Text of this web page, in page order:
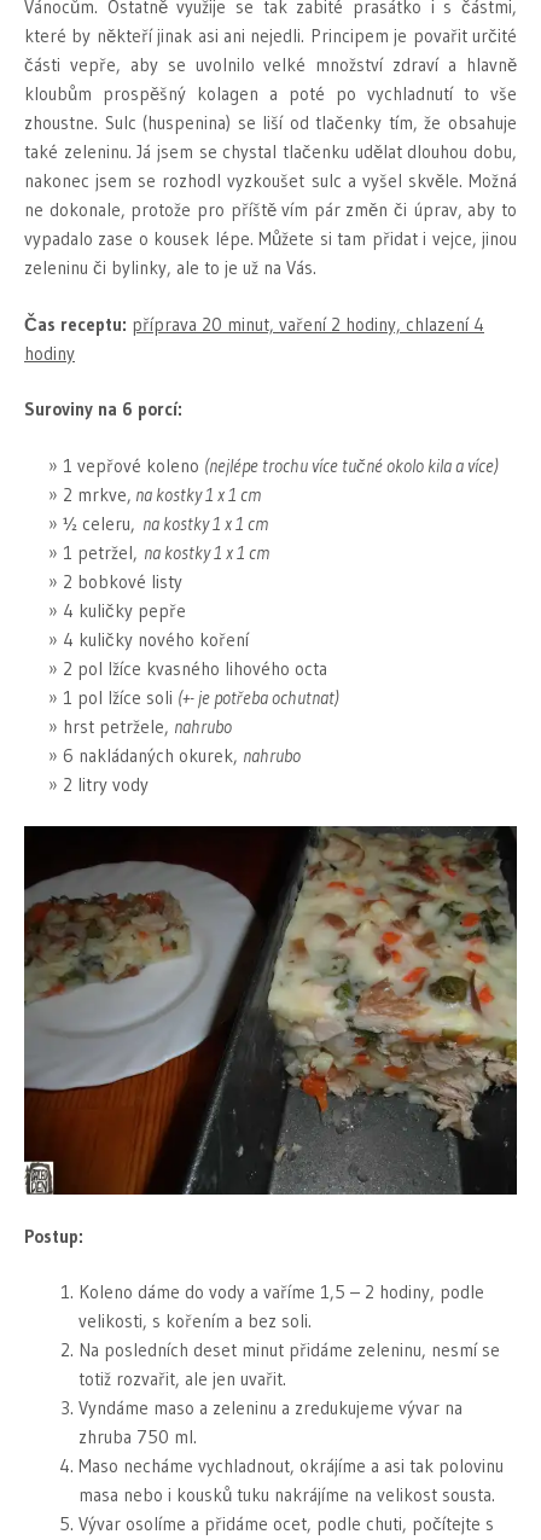
Vánocům. Ostatně využije se tak zabité prasátko i s částmi,
které by někteří jinak asi ani nejedli. Principem je povařit určité
části vepře, aby se uvolnilo velké množství zdraví a hlavně
kloubům prospěšný kolagen a poté po vychladnutí to vše
zhoustne. Sulc (huspenina) se liší od tlačenky tím, že obsahuje
také zeleninu. Já jsem se chystal tlačenku udělat dlouhou dobu,
nakonec jsem se rozhodl vyzkoušet sulc a vyšel skvěle. Možná
ne dokonale, protože pro příště vím pár změn či úprav, aby to
vypadalo zase o kousek lépe. Můžete si tam přidat i vejce, jinou
zeleninu či bylinky, ale to je už na Vás.
Čas receptu: příprava 20 minut, vaření 2 hodiny, chlazení 4
hodiny
Suroviny na 6 porcí:
1 vepřové koleno (nejlépe trochu více tučné okolo kila a více)
2 mrkve, na kostky 1 x 1 cm
½ celeru, na kostky 1 x 1 cm
1 petržel, na kostky 1 x 1 cm
2 bobkové listy
4 kuličky pepře
4 kuličky nového koření
2 pol lžíce kvasného lihového octa
1 pol lžíce soli (+- je potřeba ochutnat)
hrst petržele, nahrubo
6 nakládaných okurek, nahrubo
2 litry vody
Postup:
Koleno dáme do vody a vaříme 1,5 – 2 hodiny, podle
velikosti, s kořením a bez soli.
Na posledních deset minut přidáme zeleninu, nesmí se
totiž rozvařit, ale jen uvařit.
Vyndáme maso a zeleninu a zredukujeme vývar na
zhruba 750 ml.
Maso necháme vychladnout, okrájíme a asi tak polovinu
masa nebo i kousků tuku nakrájíme na velikost sousta.
Vývar osolíme a přidáme ocet, podle chuti, počítejte s